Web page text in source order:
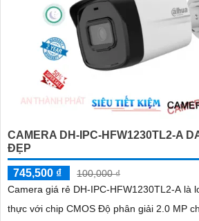
CAMERA DH-IPC-HFW1230TL2-A
ĐẸP
745,500 ₫
100,000 ₫
Camera giá rẻ DH-IPC-HFW1230TL2-A là
thực với chip CMOS Độ phân giải 2.0 MP